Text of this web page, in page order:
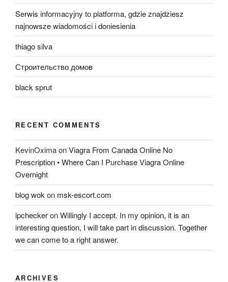
Serwis informacyjny to platforma, gdzie znajdziesz
najnowsze wiadomości i doniesienia
thiago silva
Строительство домов
black sprut
RECENT COMMENTS
KevinOximaonViagra From Canada Online No
Prescription • Where Can I Purchase Viagra Online
Overnight
blog wokon msk-escort.com
ipcheckeronWillingly I accept. In my opinion, it is an
interesting question, I will take part in discussion. Together
we can come to a right answer.
ARCHIVES